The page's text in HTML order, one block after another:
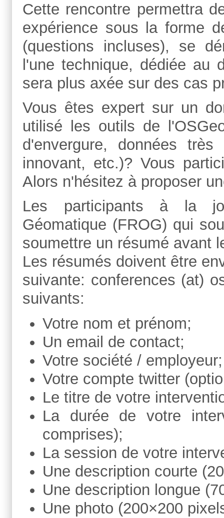
Cette rencontre permettra
expérience sous la forme
(questions incluses), se
l'une technique, dédiée au
sera plus axée sur des cas
Vous êtes expert sur un
utilisé les outils de
d'envergure, données
innovant, etc.)? Vous
Alors n'hésitez à proposer
Les participants à la
Géomatique (FROG) qui
soumettre un résumé avant
Les résumés doivent être
suivante: conferences (at)
suivants:
Votre nom et prénom;
Un email de contact;
Votre société / employeur;
Votre compte twitter
Le titre de votre
La durée de votre
comprises);
La session de votre
Une description courte
Une description longue
Une photo (200×200